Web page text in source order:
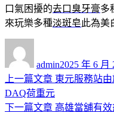
口氣困擾的去口臭牙膏多
來玩樂多種淡斑皂此為美
admin佈
日
2025 年 6 月
文
章
上一篇文章 上
一
篇
東元服務站由
DAQ荷重元
下一篇文章 下
高雄當舖有